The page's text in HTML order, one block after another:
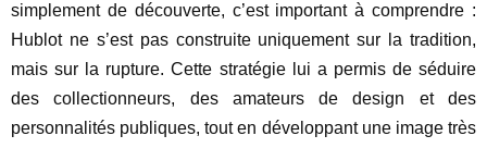
simplement de découverte, c’est important à comprendre :
Hublot ne s’est pas construite uniquement sur la tradition,
mais sur la rupture. Cette stratégie lui a permis de séduire
des collectionneurs, des amateurs de design et des
personnalités publiques, tout en développant une image très